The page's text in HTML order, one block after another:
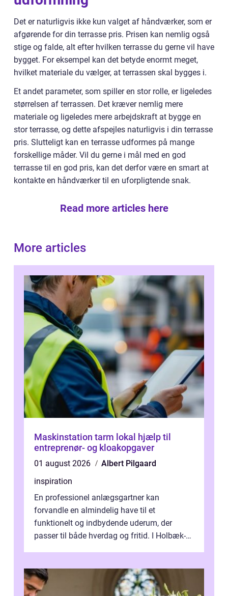
Det er naturligvis ikke kun valget af håndværker, som er
afgørende for din terrasse pris. Prisen kan nemlig også
stige og falde, alt efter hvilken terrasse du gerne vil have
bygget. For eksempel kan det betyde enormt meget,
hvilket materiale du vælger, at terrassen skal bygges i.
Et andet parameter, som spiller en stor rolle, er ligeledes
størrelsen af terrassen. Det kræver nemlig mere
materiale og ligeledes mere arbejdskraft at bygge en
stor terrasse, og dette afspejles naturligvis i din terrasse
pris. Slutteligt kan en terrasse udformes på mange
forskellige måder. Vil du gerne i mål med en god
terrasse til en god pris, kan det derfor være en smart at
kontakte en håndværker til en uforpligtende snak.
Read more articles here
More articles
Maskinstation tarm lokal hjælp til
entreprenør- og kloakopgaver
01 august 2026
Albert Pilgaard
inspiration
En professionel anlægsgartner kan
forvandle en almindelig have til et
funktionelt og indbydende uderum, der
passer til både hverdag og fritid. I Holbæk-